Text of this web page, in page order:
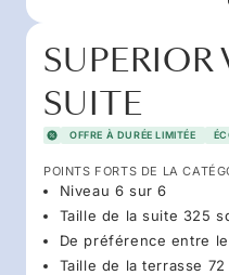
SUPERIOR
SUITE
OFFRE À DURÉE LIMITÉE
POINTS FORTS DE LA
Niveau 6 sur 6
Taille de la suite 325
De préférence entre
Taille de la terrasse